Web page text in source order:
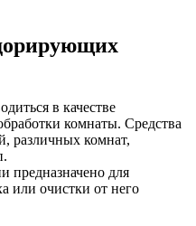
в качестве
комнаты. Средства
различных комнат,
предназначено для
или очистки от него